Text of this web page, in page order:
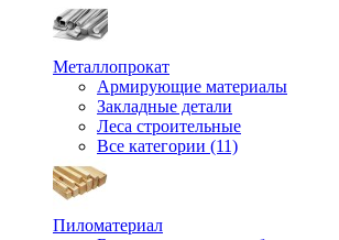
Металлопрокат
Армирующие материалы
Закладные детали
Леса строительные
Все категории (11)
Пиломатериал